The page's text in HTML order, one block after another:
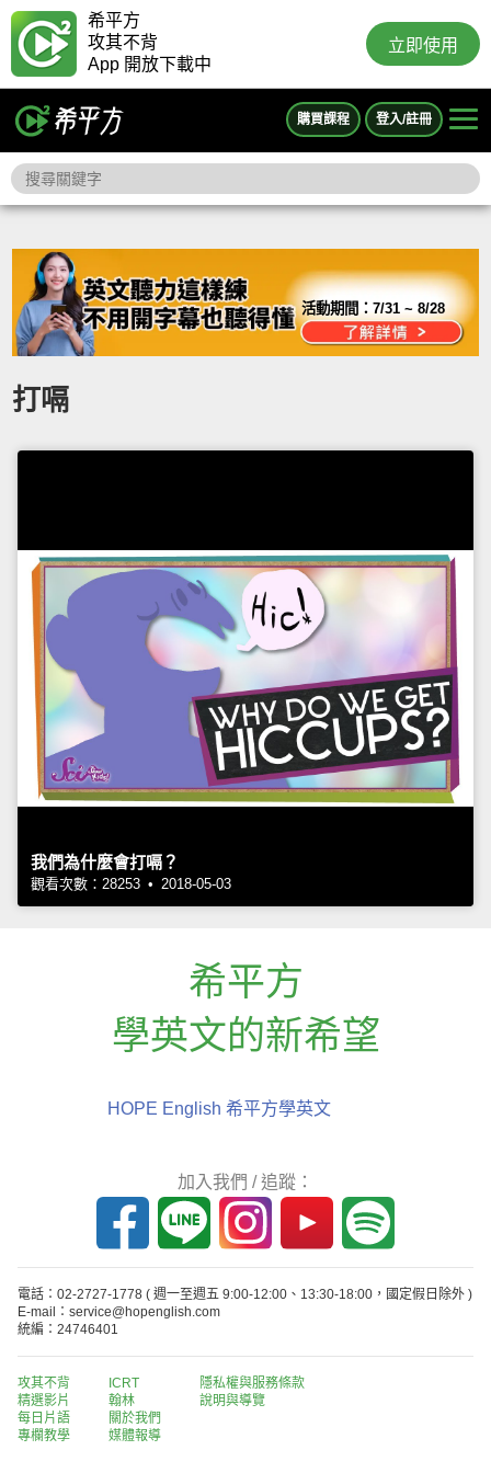
希平方
攻其不背
App 開放下載中
立即使用
購買課程 登入/註冊
活動期間：7/31 ~ 8/28
打嗝
我們為什麼會打嗝？
觀看次數：28253 • 2018-05-03
希平方
學英文的新希望
HOPE English 希平方學英文
加入我們 / 追蹤：
電話：02-2727-1778 ( 週一至週五 9:00-12:00、13:30-18:00，國定假日除外 )
E-mail：service@hopenglish.com
統編：24746401
攻其不背
精選影片
每日片語
專欄教學
ICRT
翰林
關於我們
媒體報導
隱私權與服務條款
說明與導覽